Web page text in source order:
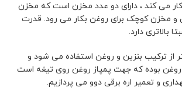
می کند ، دارای دو عدد مخزن است که مخزن
و مخزن کوچک برای روغن بکار می رود. قدرت
بالاتری دارد.
از ترکیب بنزین و روغن استفاده می شود و
بوده که جهت پمپاز روغن روی تیغه است
و تعمیر اره برقی دوو می پردازیم.